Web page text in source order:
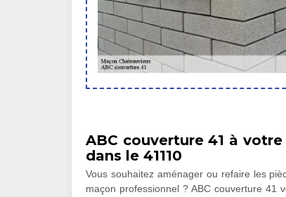
ABC couverture 41 à
dans le 41110
Vous souhaitez aménager ou refaire les
maçon professionnel ? ABC couverture 41